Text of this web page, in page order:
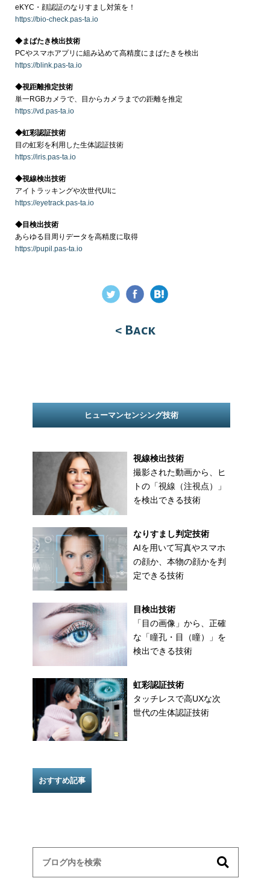
eKYC・顔認証のなりすまし対策を！
https://bio-check.pas-ta.io
◆まばたき検出技術
PCやスマホアプリに組み込めて高精度にまばたきを検出
https://blink.pas-ta.io
◆視距離推定技術
単一RGBカメラで、目からカメラまでの距離を推定
https://vd.pas-ta.io
◆虹彩認証技術
目の虹彩を利用した生体認証技術
https://iris.pas-ta.io
◆視線検出技術
アイトラッキングや次世代UIに
https://eyetrack.pas-ta.io
◆目検出技術
あらゆる目周りデータを高精度に取得
https://pupil.pas-ta.io
< Back
ヒューマンセンシング技術
視線検出技術
撮影された動画から、ヒ
トの「視線（注視点）」
を検出できる技術
なりすまし判定技術
AIを用いて写真やスマホ
の顔か、本物の顔かを判
定できる技術
目検出技術
「目の画像」から、正確
な「瞳孔・目（瞳）」を
検出できる技術
虹彩認証技術
タッチレスで高UXな次
世代の生体認証技術
おすすめ記事